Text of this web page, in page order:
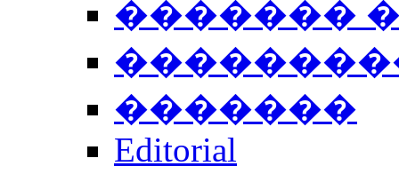
�������
�������
Editorial